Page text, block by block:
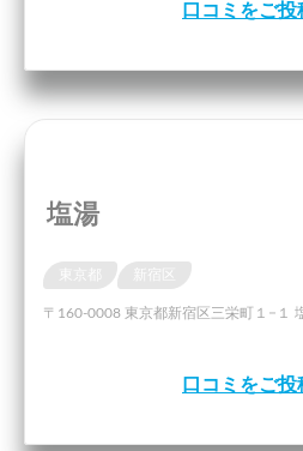
口コミをご投
塩湯
東京都 新宿区
〒160-0008 東京都新宿区三栄町１−１
口コミをご投